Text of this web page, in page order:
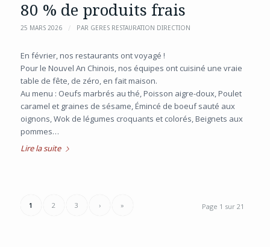
80 % de produits frais
25 MARS 2026 / PAR GERES RESTAURATION DIRECTION
En février, nos restaurants ont voyagé !
Pour le Nouvel An Chinois, nos équipes ont cuisiné une vraie
table de fête, de zéro, en fait maison.
Au menu : Oeufs marbrés au thé, Poisson aigre-doux, Poulet
caramel et graines de sésame, Émincé de boeuf sauté aux
oignons, Wok de légumes croquants et colorés, Beignets aux
pommes…
Lire la suite
Page 1 sur 21
1 2 3 › »